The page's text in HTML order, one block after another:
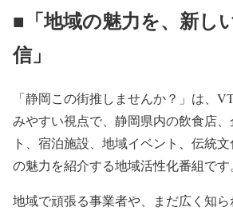
■「地域の魅力を、新し
信」
「静岡この街推しませんか？」は、
みやすい視点で、静岡県内の飲食店
ト、宿泊施設、地域イベント、伝統
の魅力を紹介する地域活性化番組です
地域で頑張る事業者や、まだ広く知